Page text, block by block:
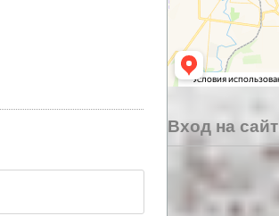
Вход на сайт